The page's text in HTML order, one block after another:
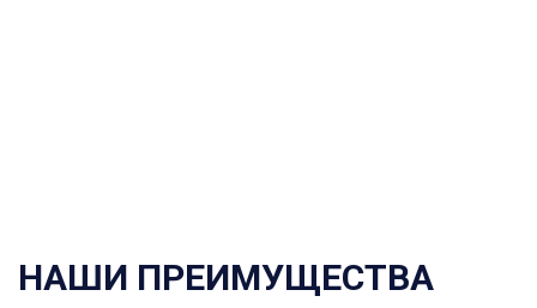
НАШИ ПРЕИМУЩЕСТВА